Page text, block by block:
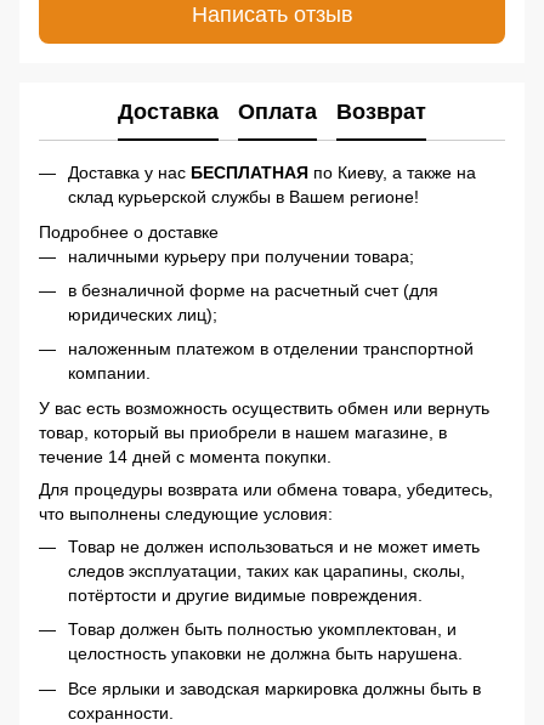
Написать отзыв
Доставка Оплата Возврат
Доставка у нас БЕСПЛАТНАЯ по Киеву, а также на
склад курьерской службы в Вашем регионе!
Подробнее о доставке
наличными курьеру при получении товара;
в безналичной форме на расчетный счет (для
юридических лиц);
наложенным платежом в отделении транспортной
компании.
У вас есть возможность осуществить обмен или вернуть
товар, который вы приобрели в нашем магазине, в
течение 14 дней с момента покупки.
Для процедуры возврата или обмена товара, убедитесь,
что выполнены следующие условия:
Товар не должен использоваться и не может иметь
следов эксплуатации, таких как царапины, сколы,
потёртости и другие видимые повреждения.
Товар должен быть полностью укомплектован, и
целостность упаковки не должна быть нарушена.
Все ярлыки и заводская маркировка должны быть в
сохранности.